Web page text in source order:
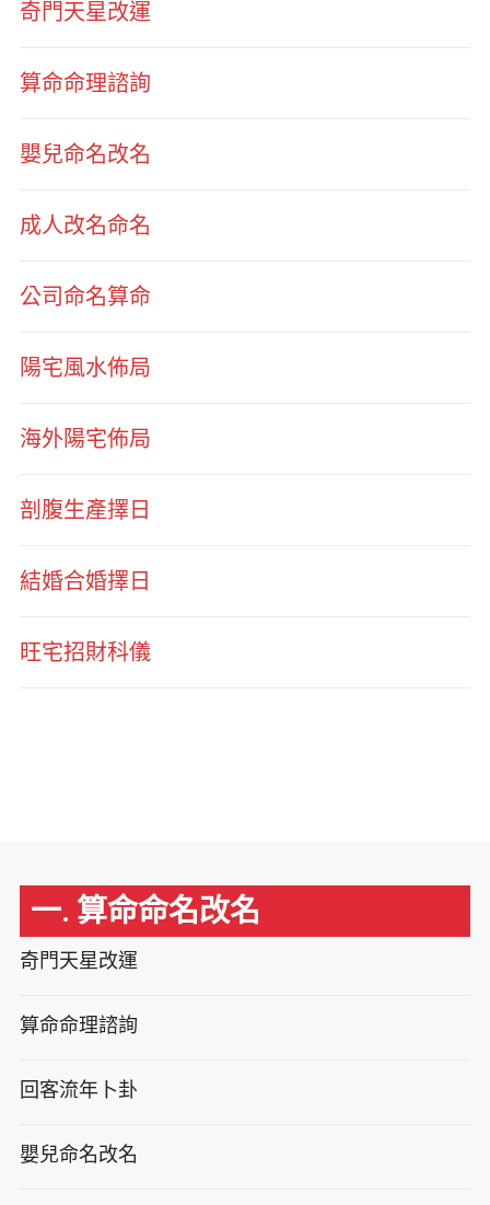
奇門天星改運
算命命理諮詢
嬰兒命名改名
成人改名命名
公司命名算命
陽宅風水佈局
海外陽宅佈局
剖腹生產擇日
結婚合婚擇日
旺宅招財科儀
一. 算命命名改名
奇門天星改運
算命命理諮詢
回客流年卜卦
嬰兒命名改名